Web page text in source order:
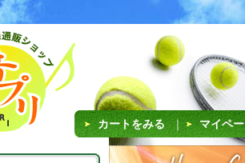
カートをみる ｜ マイペ